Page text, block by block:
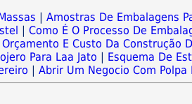
|Amostras De Embalagens
|Como É O Processo De
|Orçamento E Custo Da Construção
Para Laa Jato Esquema De
|Abrir Um Negocio Com Polpa